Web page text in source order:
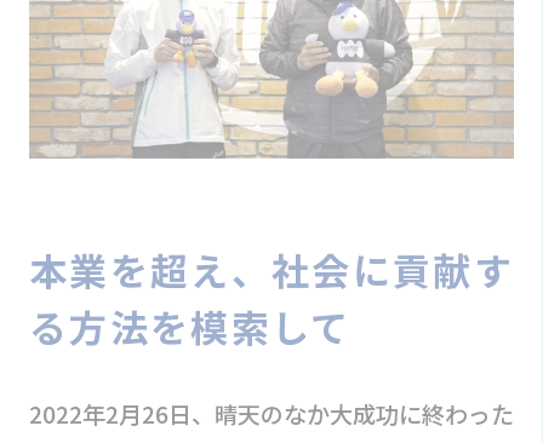
本業を超え、社会に貢献す
る方法を模索して
2022年2月26日、晴天のなか大成功に終わった